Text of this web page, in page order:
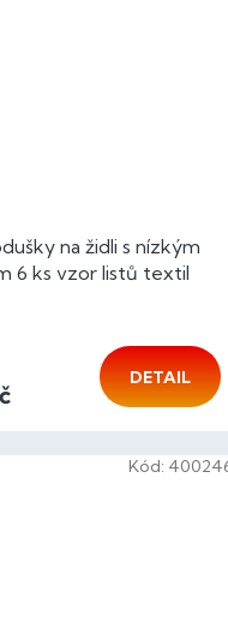
na židli s nízkým
6 ks vzor listů textil
DETAIL
Kód: